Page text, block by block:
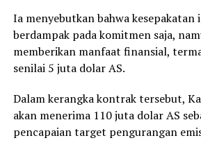
Ia menyebutkan bahwa kesepakatan
berdampak pada komitmen saja,
memberikan manfaat finansial,
senilai 5 juta dolar AS.
Dalam kerangka kontrak tersebut,
akan menerima 110 juta dolar AS
pencapaian target pengurangan